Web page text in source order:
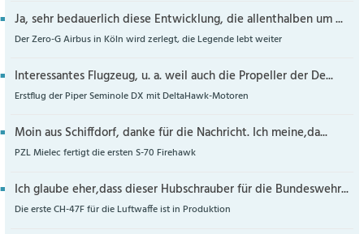
Ja, sehr bedauerlich diese Entwicklung, die allenthalben um ...
Der Zero-G Airbus in Köln wird zerlegt, die Legende lebt weiter
Interessantes Flugzeug, u. a. weil auch die Propeller der De...
Erstflug der Piper Seminole DX mit DeltaHawk-Motoren
Moin aus Schiffdorf, danke für die Nachricht. Ich meine,da...
PZL Mielec fertigt die ersten S-70 Firehawk
Ich glaube eher,dass dieser Hubschrauber für die Bundeswehr...
Die erste CH-47F für die Luftwaffe ist in Produktion